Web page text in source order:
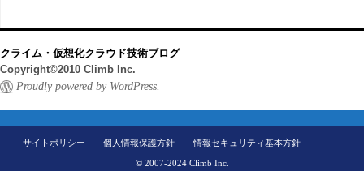
クライム・仮想化クラウド技術ブログ
Copyright©2010 Climb Inc.
Proudly powered by WordPress.
サイトポリシー 個人情報保護方針 情報セキュリティ基本方針
© 2007-2024 Climb Inc.